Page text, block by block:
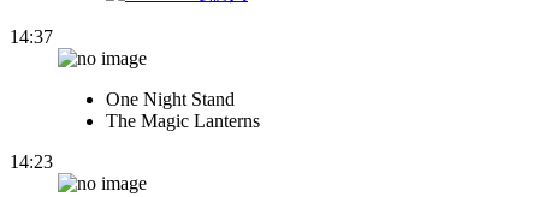
14:37
One Night Stand
The Magic Lanterns
14:23